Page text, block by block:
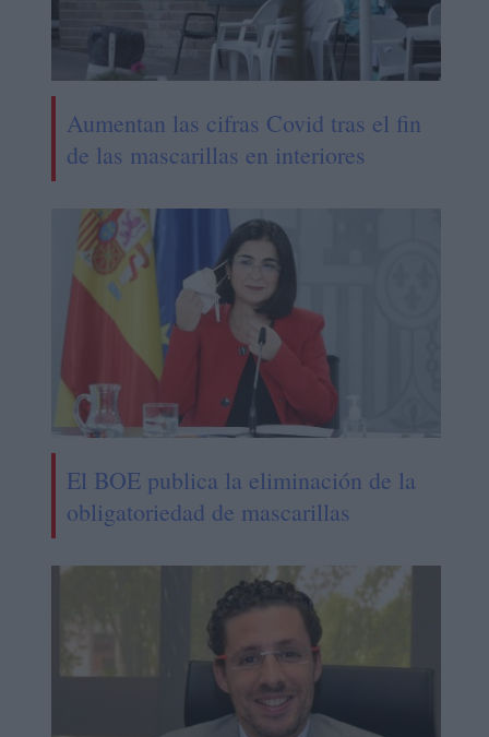
Aumentan las cifras Covid tras el fin
de las mascarillas en interiores
El BOE publica la eliminación de la
obligatoriedad de mascarillas